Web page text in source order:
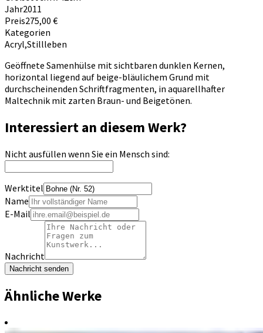
Jahr2011
Preis275,00 €
Kategorien
Acryl,Stillleben
Geöffnete Samenhülse mit sichtbaren dunklen Kernen,
horizontal liegend auf beige-bläulichem Grund mit
durchscheinenden Schriftfragmenten, in aquarellhafter
Maltechnik mit zarten Braun- und Beigetönen.
Interessiert an diesem Werk?
Nicht ausfüllen wenn Sie ein Mensch sind:
Werktitel
Name
E-Mail
Nachricht
Nachricht senden
Ähnliche Werke